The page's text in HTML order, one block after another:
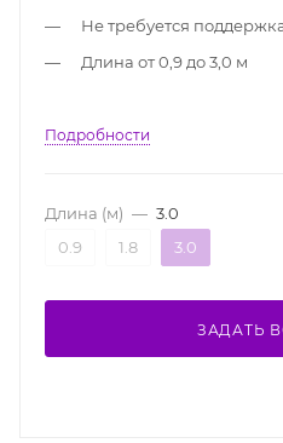
Не требуется
Длина от 0,9 до 3,0 м
Подробности
Длина (м) — 3.0
0.9
1.8 3.0
ЗАДАТЬ